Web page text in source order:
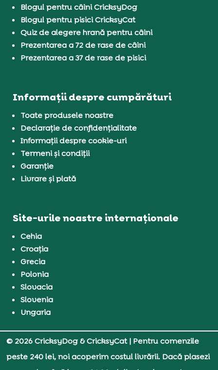
Blogul pentru câini CricksyDog
Blogul pentru pisici CricksyCat
Quiz de alegere hrană pentru câini
Prezentarea a 72 de rase de câini
Prezentarea a 37 de rase de pisici
Informații despre cumpărături
Toate produsele noastre
Declarație de confidențialitate
Informații despre cookie-uri
Termeni și condiții
Garanție
Livrare și plată
Site-urile noastre internaționale
Cehia
Croația
Grecia
Polonia
Slovacia
Slovenia
Ungaria
© 2026 CricksyDog & CricksyCat| Pentru comenzile
peste 240 lei, noi acoperim costul livrării. Dacă plasezi